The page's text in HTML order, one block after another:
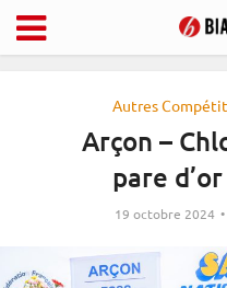
Autres
Arçon –
pare
19 octobre 2024